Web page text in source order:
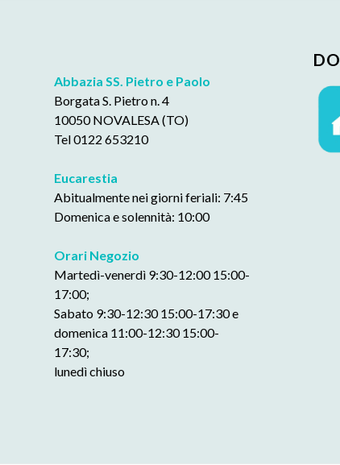
Abbazia SS. Pietro e Paolo
Borgata S. Pietro n. 4
10050 NOVALESA (TO)
Tel 0122 653210
Eucarestia
Abitualmente nei giorni feriali: 7:45
Domenica e solennità: 10:00
Orari Negozio
Martedì-venerdì 9:30-12:00 15:00-
17:00;
Sabato 9:30-12:30 15:00-17:30 e
domenica 11:00-12:30 15:00-
17:30;
lunedì chiuso